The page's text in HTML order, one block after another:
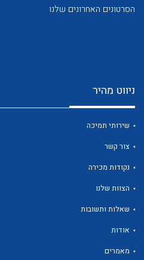
לכל מוצרי היצרן
הסרטונים האחרונים שלנו
ניווט מהיר
שירותי תמיכה
צור קשר
נקודות מכירה
הצוות שלנו
שאלות ותשובות
אודות
מאמרים